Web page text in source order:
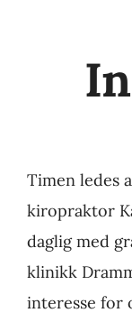
Timen ledes
kiropraktor
daglig med
klinikk
interesse for